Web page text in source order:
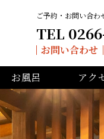
ご予約・お問い合
TEL
お問い合わせ
お風呂 アク